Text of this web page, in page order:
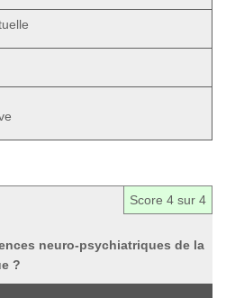
Score 4 sur 4
neuro-psychiatriques de la
?